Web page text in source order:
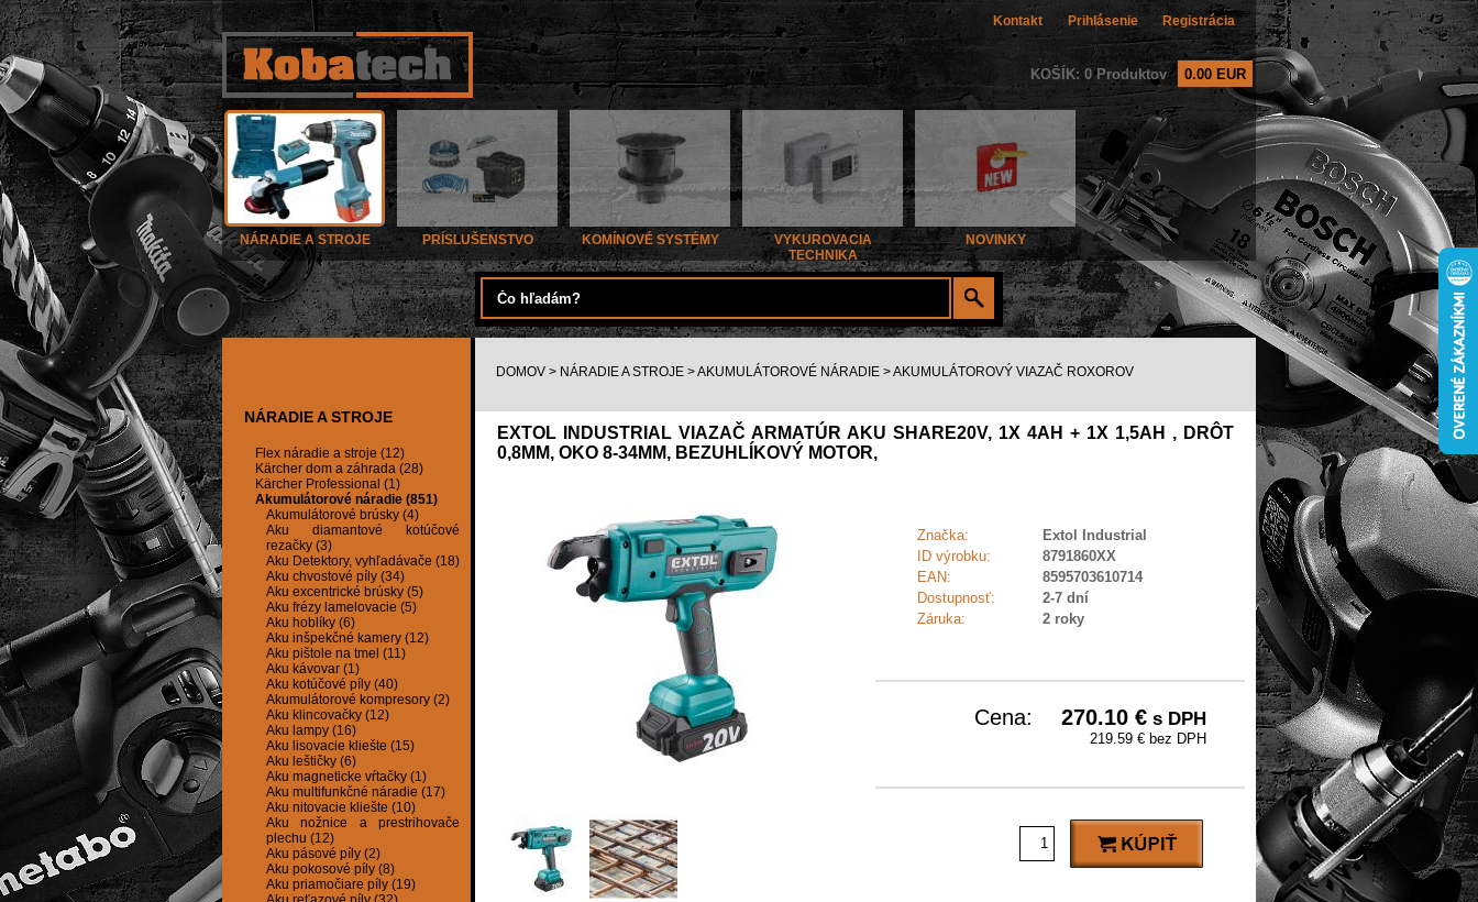
Kontakt Prihlásenie Registrácia
KOŠÍK: 0 Produktov 0.00 EUR
NÁRADIE A STROJE PRÍSLUŠENSTVO KOMÍNOVÉ SYSTÉMY
VYKUROVACIA
TECHNIKA
NOVINKY
NÁRADIE A STROJE
Flex náradie a stroje (12)
Kärcher dom a záhrada (28)
Kärcher Professional (1)
Akumulátorové náradie (851)
Akumulátorové brúsky (4)
Aku diamantové kotúčové
rezačky (3)
Aku Detektory, vyhľadávače (18)
Aku chvostové píly (34)
Aku excentrické brúsky (5)
Aku frézy lamelovacie (5)
Aku hoblíky (6)
Aku inšpekčné kamery (12)
Aku pištole na tmel (11)
Aku kávovar (1)
Aku kotúčové píly (40)
Akumulátorové kompresory (2)
Aku klincovačky (12)
Aku lampy (16)
Aku lisovacie kliešte (15)
Aku leštičky (6)
Aku magneticke vŕtačky (1)
Aku multifunkčné náradie (17)
Aku nitovacie kliešte (10)
Aku nožnice a prestrihovače
plechu (12)
Aku pásové píly (2)
Aku pokosové píly (8)
Aku priamočiare píly (19)
DOMOV > NÁRADIE A STROJE >AKUMULÁTOROVÉ NÁRADIE >AKUMULÁTOROVÝ VIAZAČ ROXOROV
EXTOL INDUSTRIAL VIAZAČ ARMATÚR AKU SHARE20V, 1X 4AH + 1X 1,5AH , DRÔT
0,8MM, OKO 8-34MM, BEZUHLÍKOVÝ MOTOR,
Značka:
Extol Industrial
ID výrobku:
8791860XX
EAN:
8595703610714
Dostupnosť:
2-7 dní
Záruka:
2 roky
Cena: 270.10 € s DPH
219.59 € bez DPH